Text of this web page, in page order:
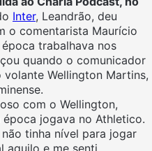
Inter, Leandrão, deu
o comentarista Maurício
trabalhava nos
quando o comunicador
Wellington Martins,
com o Wellington,
jogava no Athletico.
tinha nível para jogar
aquilo e me senti